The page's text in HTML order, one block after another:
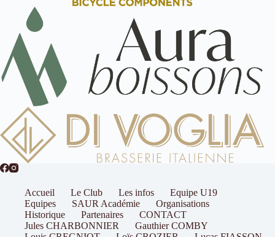
Accueil Le Club Les infos
Equipe U19
Equipes
SAUR Académie
Organisations
Historique
Partenaires
CONTACT
Jules CHARBONNIER
Gauthier COMBY